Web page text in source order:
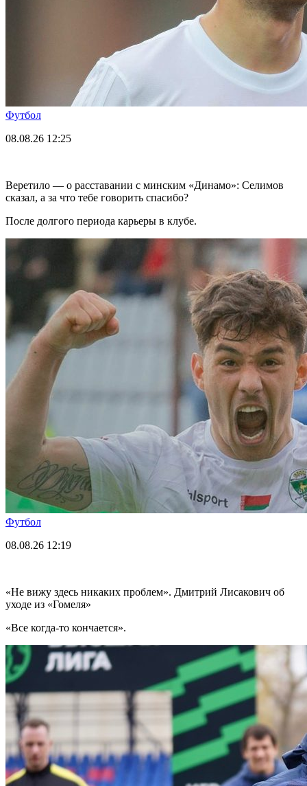
Футбол
08.08.26 12:25
Веретило — о расставании с минским «Динамо»: Селимов
сказал, а за что тебе говорить спасибо?
После долгого периода карьеры в клубе.
Футбол
08.08.26 12:19
«Не вижу здесь никаких проблем». Дмитрий Лисакович об
уходе из «Гомеля»
«Все когда-то кончается».